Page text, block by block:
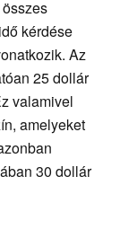
kérdése
Az
25 dollár
valamivel
amelyeket
30 dollár